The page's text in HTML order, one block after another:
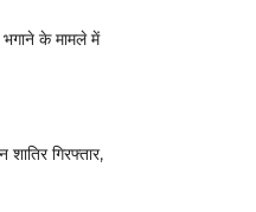
के मामले में
गिरफ्तार,